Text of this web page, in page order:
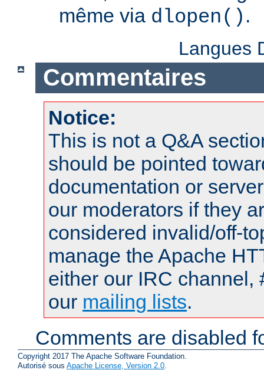
même via dlopen() .
Langues
Commentaires
Notice:
This is not a Q&A
should be pointed
documentation or
our moderators if they
considered invalid/off-
manage the Apache
either our IRC channel,
our mailing lists.
Comments are disabled
Copyright 2017 The Apache Software Foundation.
Autorisé sous Apache License, Version 2.0